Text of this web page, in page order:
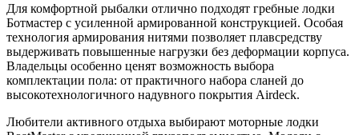
Для комфортной рыбалки отлично подходят гребные лодки
Ботмастер с усиленной армированной конструкцией. Особая
технология армирования нитями позволяет плавсредству
выдерживать повышенные нагрузки без деформации корпуса.
Владельцы особенно ценят возможность выбора
комплектации пола: от практичного набора сланей до
высокотехнологичного надувного покрытия Airdeck.
Любители активного отдыха выбирают моторные лодки